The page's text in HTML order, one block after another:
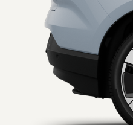
Kevythybridi/Bensiini
XC90
Lataushybridi
Rengaspalvelut
047 €.
Uusi XC60
Suomen